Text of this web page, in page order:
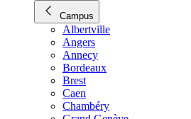
Campus
Albertville
Angers
Annecy
Bordeaux
Brest
Caen
Chambéry